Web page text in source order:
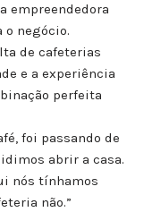
empreendedora
o negócio.
de cafeterias
e a experiência
perfeita
foi passando de
abrir a casa.
nós tínhamos
não.”